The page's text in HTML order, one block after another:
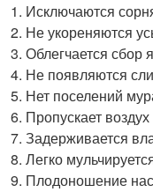
Исключаются
Не укореняются
Облегчается сбор
Не появляются
Нет поселений
Пропускает
Задерживается
Легко
Плодоношение